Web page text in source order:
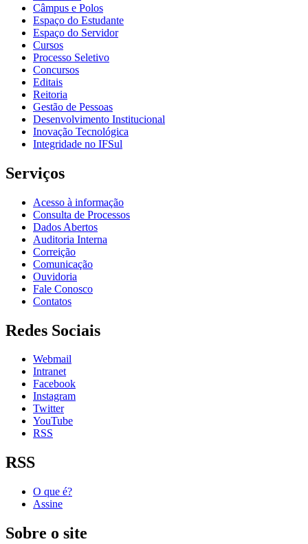
Câmpus e Polos
Espaço do Estudante
Espaço do Servidor
Cursos
Processo Seletivo
Concursos
Editais
Reitoria
Gestão de Pessoas
Desenvolvimento Institucional
Inovação Tecnológica
Integridade no IFSul
Serviços
Acesso à informação
Consulta de Processos
Dados Abertos
Auditoria Interna
Correição
Comunicação
Ouvidoria
Fale Conosco
Contatos
Redes Sociais
Webmail
Intranet
Facebook
Instagram
Twitter
YouTube
RSS
RSS
O que é?
Assine
Sobre o site